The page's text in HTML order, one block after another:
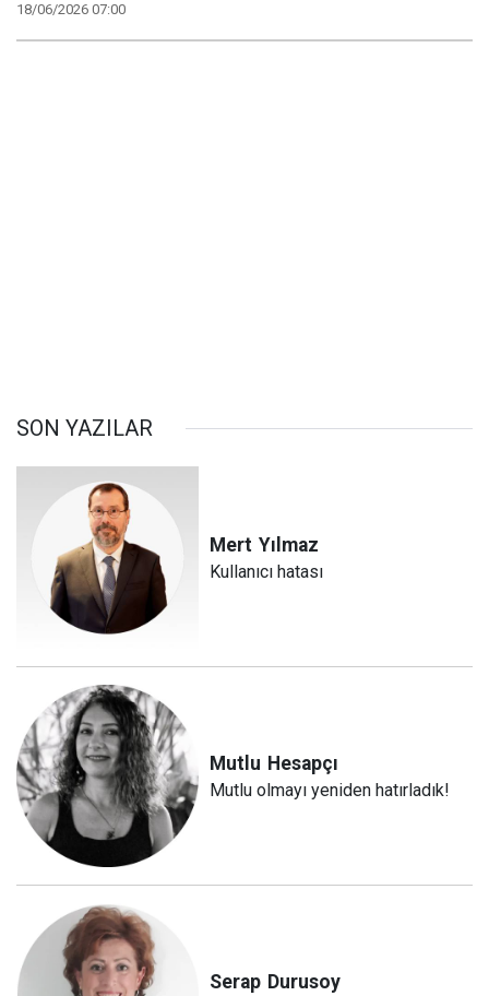
18/06/2026 07:00
SON YAZILAR
Mert Yılmaz
Kullanıcı hatası
Mutlu Hesapçı
Mutlu olmayı yeniden hatırladık!
Serap Durusoy